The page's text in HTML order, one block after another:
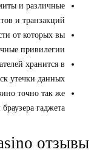
и различные
и транзакций.
от которых вы
привилегии.
хранится в
утечки данных.
точно так же
гаджета.
отзывы